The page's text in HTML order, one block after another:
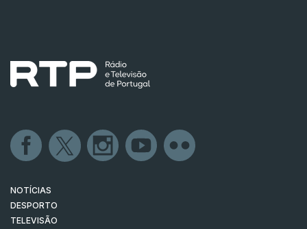
NOTÍCIAS
DESPORTO
TELEVISÃO